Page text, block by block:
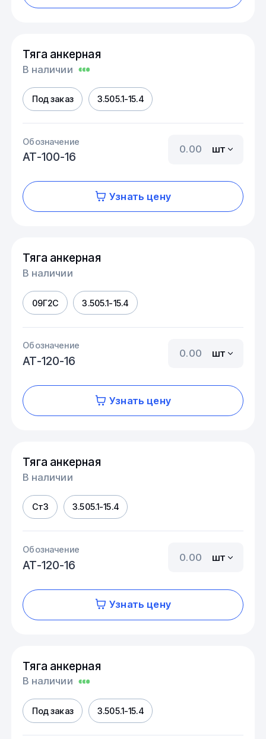
Тяга анкерная
В наличии
Под заказ 3.505.1-15.4
Обозначение
АТ-100-16
шт
Узнать цену
Тяга анкерная
В наличии
09Г2С 3.505.1-15.4
Обозначение
АТ-120-16
шт
Узнать цену
Тяга анкерная
В наличии
Ст3 3.505.1-15.4
Обозначение
АТ-120-16
шт
Узнать цену
Тяга анкерная
В наличии
Под заказ 3.505.1-15.4